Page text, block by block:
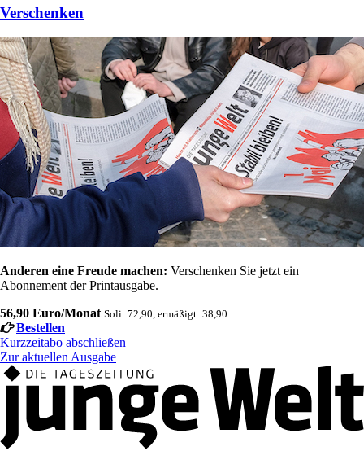
Verschenken
Anderen eine Freude machen: Verschenken Sie jetzt ein
Abonnement der Printausgabe.
56,90 Euro/Monat Soli: 72,90, ermäßigt: 38,90
Bestellen
Kurzzeitabo abschließen
Zur aktuellen Ausgabe